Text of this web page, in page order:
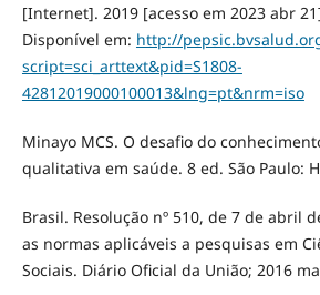
[Internet]. 2019 [acesso em 2023 abr
Disponível em: http://
script=sci_arttext&pid=S1808-
42812019000100013&lng=pt&nrm=iso
Minayo MCS. O desafio do
qualitativa em saúde. 8 ed. São Paulo:
Brasil. Resolução nº 510, de 7 de abril
as normas aplicáveis a pesquisas em
Sociais. Diário Oficial da União; 2016